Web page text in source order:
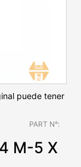
puede tener
PART N°:
M-5 X